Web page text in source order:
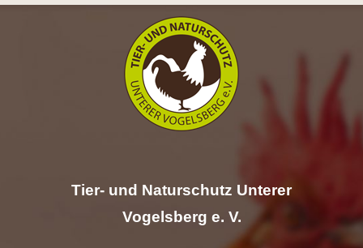
Tier- und Naturschutz Unterer
Vogelsberg e. V.